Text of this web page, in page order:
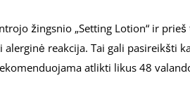
žingsnio „Setting Lotion“ ir prieš
reakcija. Tai gali pasireikšti
atlikti likus 48